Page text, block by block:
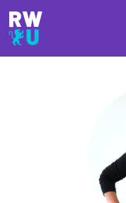
Direkt zum Inhalt
Direkt zur Hauptnavigation
Direkt zum Fußbereich